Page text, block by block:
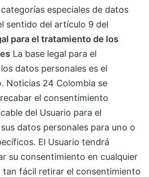
especiales de datos
sentido del artículo 9 del
para el tratamiento de los
La base legal para el
datos personales es el
Noticias 24 Colombia se
el consentimiento
del Usuario para el
datos personales para uno o
El Usuario tendrá
su consentimiento en cualquier
tan fácil retirar el consentimiento